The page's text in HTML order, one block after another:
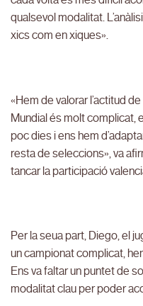
qualsevol modalitat.
xics com en xiques».
«Hem de valorar l’actitud
Mundial és molt complicat,
poc dies i ens hem
resta de seleccions», va
tancar la participació
Per la seua part, Diego, el
un campionat complicat,
Ens va faltar un puntet de
modalitat clau per poder